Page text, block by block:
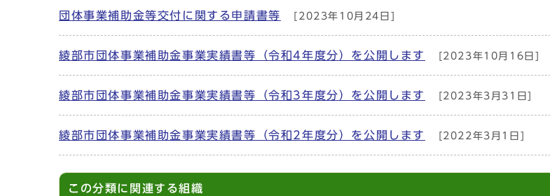
団体事業補助金等交付に関する申請書等 [2023年10月24日]
綾部市団体事業補助金事業実績書等（令和4年度分）を公開します [2023年10月16日]
綾部市団体事業補助金事業実績書等（令和3年度分）を公開します [2023年3月31日]
綾部市団体事業補助金事業実績書等（令和2年度分）を公開します [2022年3月1日]
この分類に関連する組織